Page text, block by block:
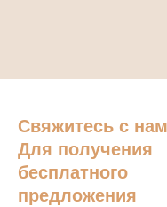
Свяжитесь с
Для получения
бесплатного
предложения